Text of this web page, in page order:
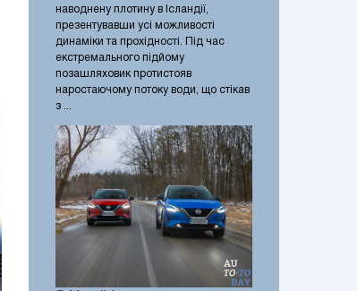
наводнену плотину в Ісландії,
презентувавши усі можливості
динаміки та прохідності. Під час
екстремального підйому
позашляховик протистояв
наростаючому потоку води, що стікав
з ...